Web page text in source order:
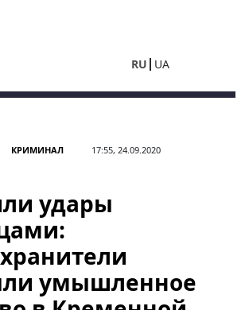
RU UA
КРИМИНАЛ 17:55, 24.09.2020
удары
умышленное